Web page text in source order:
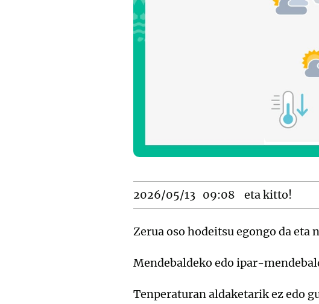
2026/05/13 09:08 eta kitto!
Zerua oso hodeitsu egongo da eta
Mendebaldeko edo ipar-
Tenperaturan aldaketarik ez edo